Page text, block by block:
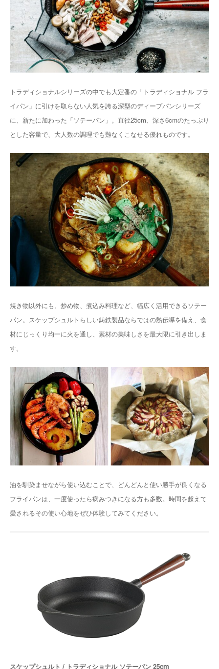
トラディショナルシリーズの中でも大定番の「トラディショナル フラ
イパン」に引けを取らない人気を誇る深型のディープパンシリーズ
に、新たに加わった「ソテーパン」。直径25cm、深さ6cmのたっぷり
とした容量で、大人数の調理でも難なくこなせる優れものです。
焼き物以外にも、炒め物、煮込み料理など、幅広く活用できるソテー
パン。スケップシュルトらしい鋳鉄製品ならではの熱伝導を備え、食
材にじっくり均一に火を通し、素材の美味しさを最大限に引き出しま
す。
油を馴染ませながら使い込むことで、どんどんと使い勝手が良くなる
フライパンは、一度使ったら病みつきになる方も多数。時間を超えて
愛されるその使い心地をぜひ体験してみてください。
スケップシュルト / トラディショナル ソテーパン 25cm